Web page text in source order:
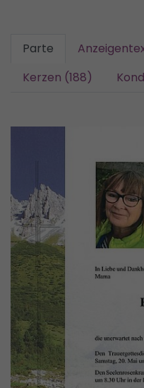
Parte
Kerzen (188)